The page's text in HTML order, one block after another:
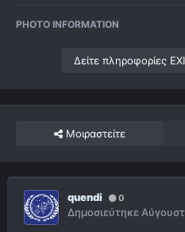
PHOTO INFORMATION
Δείτε πληροφορίες
Μοιραστείτε
quendi 0
Δημοσιεύτηκε